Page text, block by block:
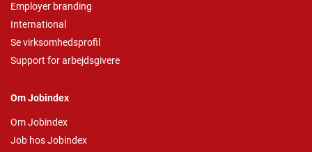
Employer branding
International
Se virksomhedsprofil
Support for arbejdsgivere
Om Jobindex
Om Jobindex
Job hos Jobindex